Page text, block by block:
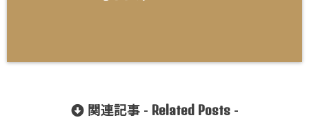
関連記事 - Related Posts-